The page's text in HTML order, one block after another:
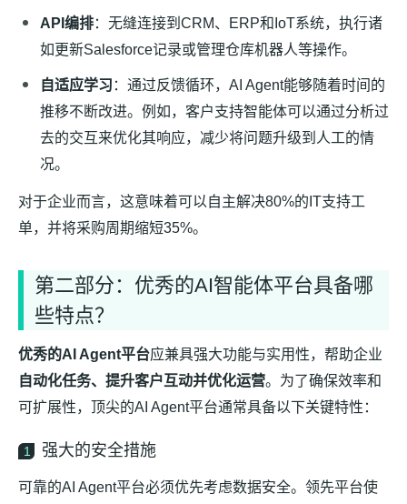
API编排：无缝连接到CRM、ERP和IoT系统，执行诸
如更新Salesforce记录或管理仓库机器人等操作。
自适应学习 ：通过反馈循环，AI Agent能够随着时间的
推移不断改进。例如，客户支持智能体可以通过分析过
去的交互来优化其响应，减少将问题升级到人工的情
况。
对于企业而言，这意味着可以自主解决80%的IT支持工
单，并将采购周期缩短35%。
第二部分：优秀的AI智能体平台具备哪
些特点？
优秀的AI Agent平台应兼具强大功能与实用性，帮助企业
自动化任务、提升客户互动并优化运营。为了确保效率和
可扩展性，顶尖的AI Agent平台通常具备以下关键特性：
1 强大的安全措施
可靠的AI Agent平台必须优先考虑数据安全。领先平台使